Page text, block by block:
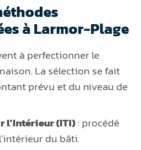
à Larmor-Plage
à perfectionner le
La sélection se fait
prévu et du niveau de
l’Intérieur (ITI): procédé
du bâti.